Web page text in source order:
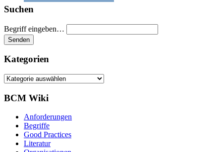
Suchen
Begriff eingeben…
Kategorien
Kategorien
BCM Wiki
Anforderungen
Begriffe
Good Practices
Literatur